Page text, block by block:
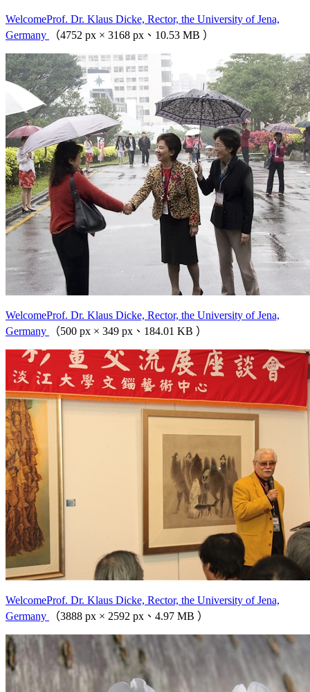
WelcomeProf. Dr. Klaus Dicke, Rector, the University of Jena,
Germany
（4752 px × 3168 px、10.53 MB ）
WelcomeProf. Dr. Klaus Dicke, Rector, the University of Jena,
Germany
（500 px × 349 px、184.01 KB ）
WelcomeProf. Dr. Klaus Dicke, Rector, the University of Jena,
Germany
（3888 px × 2592 px、4.97 MB ）